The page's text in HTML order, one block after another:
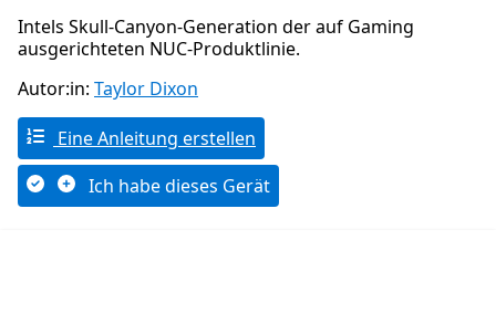
Intels Skull-Canyon-Generation der auf Gaming
ausgerichteten NUC-Produktlinie.
Autor:in: Taylor Dixon
Eine Anleitung erstellen
Ich habe dieses Gerät